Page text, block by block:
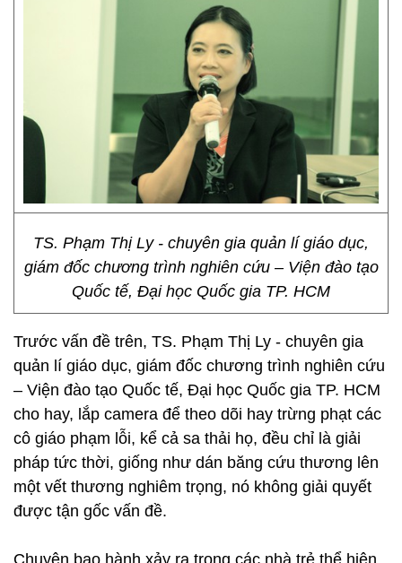
TS. Phạm Thị Ly - chuyên gia quản lí giáo dục,
giám đốc chương trình nghiên cứu – Viện đào tạo
Quốc tế, Đại học Quốc gia TP. HCM
Trước vấn đề trên, TS. Phạm Thị Ly - chuyên gia
quản lí giáo dục, giám đốc chương trình nghiên cứu
– Viện đào tạo Quốc tế, Đại học Quốc gia TP. HCM
cho hay, lắp camera để theo dõi hay trừng phạt các
cô giáo phạm lỗi, kể cả sa thải họ, đều chỉ là giải
pháp tức thời, giống như dán băng cứu thương lên
một vết thương nghiêm trọng, nó không giải quyết
được tận gốc vấn đề.
Chuyện bạo hành xảy ra trong các nhà trẻ thể hiện